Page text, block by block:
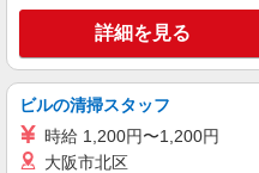
詳細を見る
ビルの清掃スタッフ
時給 1,200円〜1,200円
大阪市北区